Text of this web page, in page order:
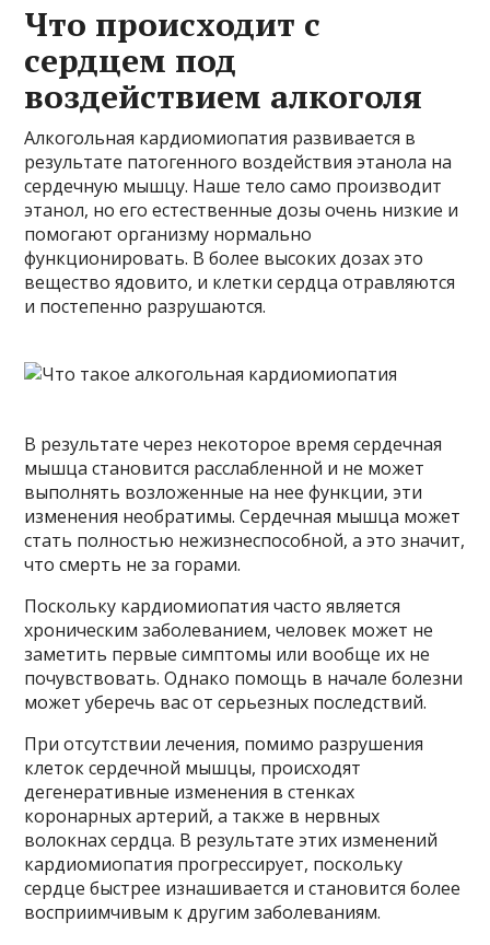
Что происходит с
сердцем под
воздействием алкоголя
Алкогольная кардиомиопатия развивается в
результате патогенного воздействия этанола на
сердечную мышцу. Наше тело само производит
этанол, но его естественные дозы очень низкие и
помогают организму нормально
функционировать. В более высоких дозах это
вещество ядовито, и клетки сердца отравляются
и постепенно разрушаются.
В результате через некоторое время сердечная
мышца становится расслабленной и не может
выполнять возложенные на нее функции, эти
изменения необратимы. Сердечная мышца может
стать полностью нежизнеспособной, а это значит,
что смерть не за горами.
Поскольку кардиомиопатия часто является
хроническим заболеванием, человек может не
заметить первые симптомы или вообще их не
почувствовать. Однако помощь в начале болезни
может уберечь вас от серьезных последствий.
При отсутствии лечения, помимо разрушения
клеток сердечной мышцы, происходят
дегенеративные изменения в стенках
коронарных артерий, а также в нервных
волокнах сердца. В результате этих изменений
кардиомиопатия прогрессирует, поскольку
сердце быстрее изнашивается и становится более
восприимчивым к другим заболеваниям.